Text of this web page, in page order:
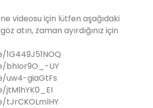
videosu için lütfen aşağıdaki
atın, zaman ayırdığınız için
1G449J51NOQ
bhIor9O_-UY
uw4-giaGtFs